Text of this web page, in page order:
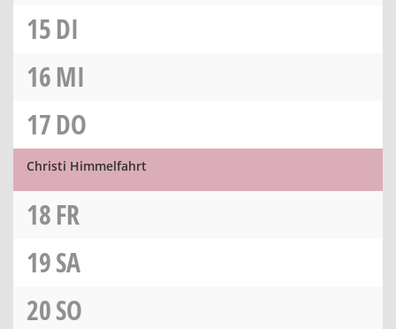
15DI
16MI
17DO
Christi Himmelfahrt
18FR
19SA
20SO